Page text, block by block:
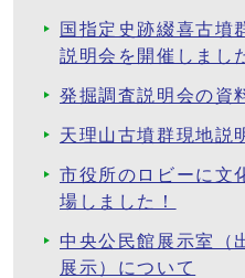
国指定史跡綴喜古墳
説明会を開催しまし
発掘調査説明会の資
天理山古墳群現地説
市役所のロビーに文
場しました！
中央公民館展示室（
展示）について